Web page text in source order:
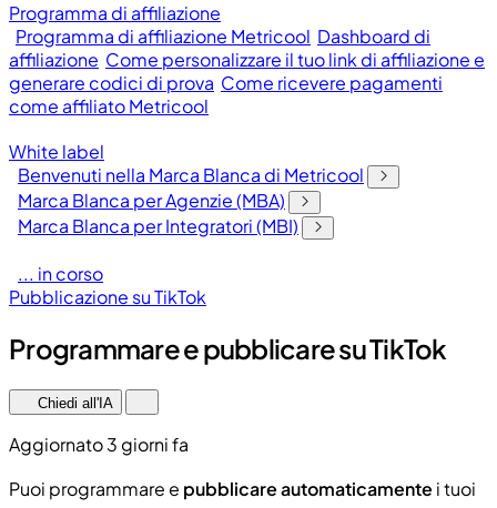
Programma di affiliazione
Programma di affiliazione Metricool Dashboard di
affiliazione Come personalizzare il tuo link di affiliazione e
generare codici di prova Come ricevere pagamenti
come affiliato Metricool
White label
Benvenuti nella Marca Blanca di Metricool
Marca Blanca per Agenzie (MBA)
Marca Blanca per Integratori (MBI)
... in corso
Pubblicazione su TikTok
Programmare e pubblicare su TikTok
Chiedi all'IA
Aggiornato 3 giorni fa
Puoi programmare e pubblicare automaticamente i tuoi